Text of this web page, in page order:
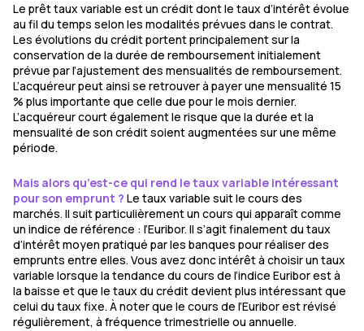
Le prêt taux variable est un crédit dont le taux d’intérêt évolue
au fil du temps selon les modalités prévues dans le contrat.
Les évolutions du crédit portent principalement sur la
conservation de la durée de remboursement initialement
prévue par l’ajustement des mensualités de remboursement.
L’acquéreur peut ainsi se retrouver à payer une mensualité 15
% plus importante que celle due pour le mois dernier.
L’acquéreur court également le risque que la durée et la
mensualité de son crédit soient augmentées sur une même
période.
Mais alors qu’est-ce qui rend le taux variable intéressant
pour son emprunt ? Le taux variable suit le cours des
marchés. Il suit particulièrement un cours qui apparaît comme
un indice de référence : l’Euribor. Il s’agit finalement du taux
d’intérêt moyen pratiqué par les banques pour réaliser des
emprunts entre elles. Vous avez donc intérêt à choisir un taux
variable lorsque la tendance du cours de l’indice Euribor est à
la baisse et que le taux du crédit devient plus intéressant que
celui du taux fixe. À noter que le cours de l’Euribor est révisé
régulièrement, à fréquence trimestrielle ou annuelle.